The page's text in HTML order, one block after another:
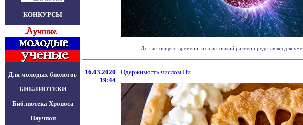
КОНКУРСЫ
Для молодых биологов
БИБЛИОТЕКИ
Библиотека Хроноса
Научпоп
До настоящего времени, их настоящий размер представлял для
16.03.2020
19:44
Одержимость числом Пи